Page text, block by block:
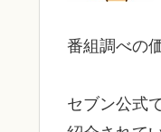
番組調べの
セブン公式